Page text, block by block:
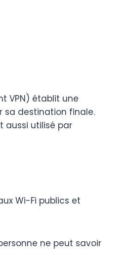
VPN) établit une
sa destination finale.
aussi utilisé par
Wi-Fi publics et
ne peut savoir